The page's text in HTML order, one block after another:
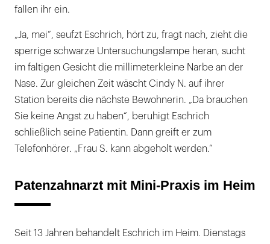
fallen ihr ein.
„Ja, mei“, seufzt Eschrich, hört zu, fragt nach, zieht die
sperrige schwarze Untersuchungslampe heran, sucht
im faltigen Gesicht die millimeterkleine Narbe an der
Nase. Zur gleichen Zeit wäscht Cindy N. auf ihrer
Station bereits die nächste Bewohnerin. „Da brauchen
Sie keine Angst zu haben“, beruhigt Eschrich
schließlich seine Patientin. Dann greift er zum
Telefonhörer. „Frau S. kann abgeholt werden.“
Patenzahnarzt mit Mini-Praxis im Heim
Seit 13 Jahren behandelt Eschrich im Heim. Dienstags